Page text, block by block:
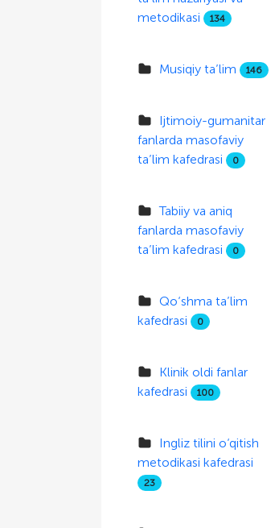
metodikasi
134
Musiqiy ta’lim 146
Ijtimoiy-gumanitar
fanlarda masofaviy
ta’lim kafedrasi
0
Tabiiy va aniq
fanlarda masofaviy
ta’lim kafedrasi
0
Qo‘shma ta’lim
kafedrasi
0
Klinik oldi fanlar
kafedrasi
100
Ingliz tilini o‘qitish
metodikasi kafedrasi
23